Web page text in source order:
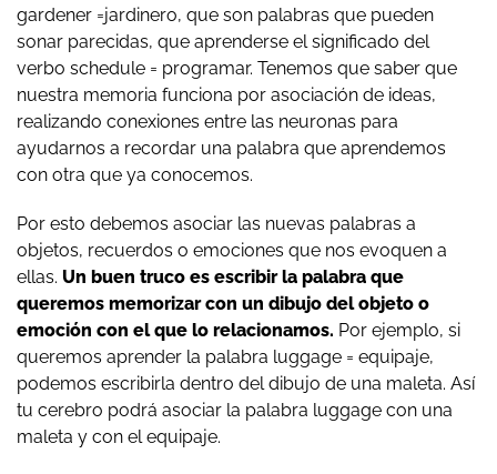
gardener =jardinero, que son palabras que pueden
sonar parecidas, que aprenderse el significado del
verbo schedule = programar. Tenemos que saber que
nuestra memoria funciona por asociación de ideas,
realizando conexiones entre las neuronas para
ayudarnos a recordar una palabra que aprendemos
con otra que ya conocemos.
Por esto debemos asociar las nuevas palabras a
objetos, recuerdos o emociones que nos evoquen a
ellas. Un buen truco es escribir la palabra que
queremos memorizar con un dibujo del objeto o
emoción con el que lo relacionamos. Por ejemplo, si
queremos aprender la palabra luggage = equipaje,
podemos escribirla dentro del dibujo de una maleta. Así
tu cerebro podrá asociar la palabra luggage con una
maleta y con el equipaje.